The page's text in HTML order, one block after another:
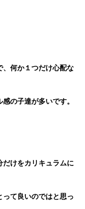
、何か１つだけ心配な
の子達が多いです。
だけをカリキュラムに
って良いのではと思っ